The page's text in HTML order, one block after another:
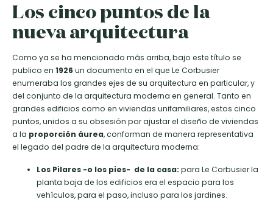
Los cinco puntos de la
nueva arquitectura
Como ya se ha mencionado más arriba, bajo este título se
publico en 1926 un documento en el que Le Corbusier
enumeraba los grandes ejes de su arquitectura en particular, y
del conjunto de la arquitectura moderna en general. Tanto en
grandes edificios como en viviendas unifamiliares, estos cinco
puntos, unidos a su obsesión por ajustar el diseño de viviendas
a la proporción áurea, conforman de manera representativa
el legado del padre de la arquitectura moderna:
Los Pilares -o los pies- de la casa: para Le Corbusier la
planta baja de los edificios era el espacio para los
vehículos, para el paso, incluso para los jardines.